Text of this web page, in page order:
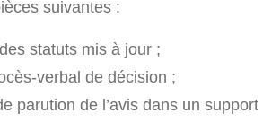
suivantes :
statuts mis à jour ;
verbal de décision ;
parution de l’avis dans un support